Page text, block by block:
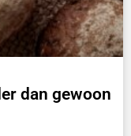
dan gewoon